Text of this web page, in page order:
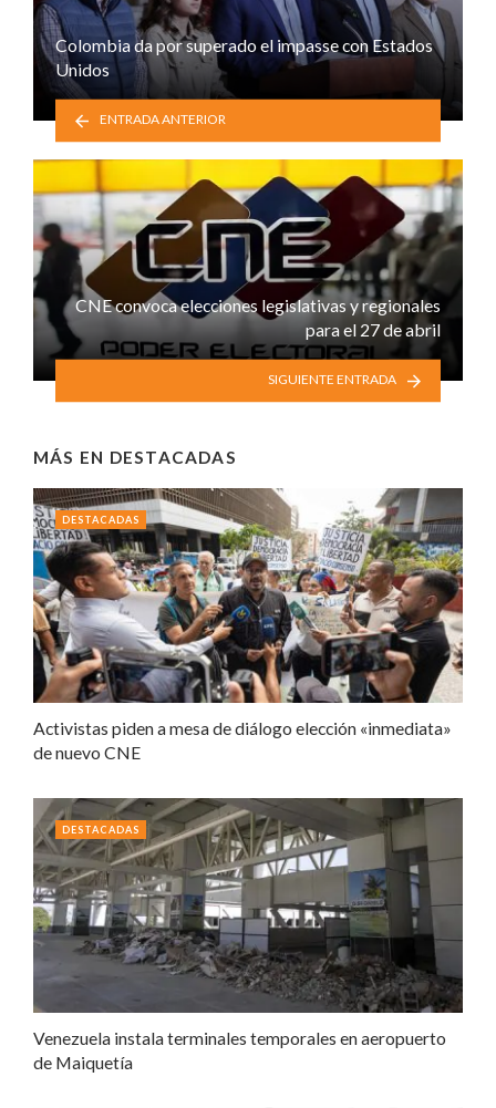
Colombia da por superado el impasse con Estados
Unidos
ENTRADA ANTERIOR
CNE convoca elecciones legislativas y regionales
para el 27 de abril
SIGUIENTE ENTRADA
MÁS EN DESTACADAS
Activistas piden a mesa de diálogo elección «inmediata»
de nuevo CNE
DESTACADAS
Venezuela instala terminales temporales en aeropuerto
de Maiquetía
DESTACADAS